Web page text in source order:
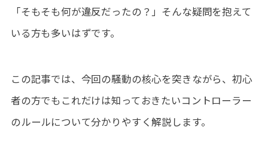
「そもそも何が違反だったの？」そんな疑問を抱えて
いる方も多いはずです。
この記事では、今回の騒動の核心を突きながら、初心
者の方でもこれだけは知っておきたいコントローラー
のルールについて分かりやすく解説します。